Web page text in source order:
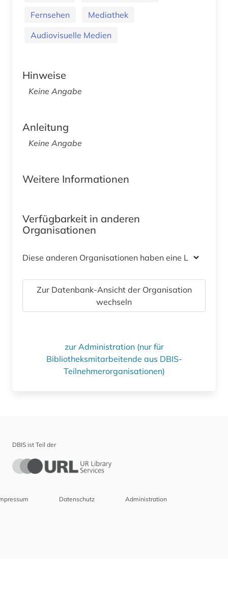
Fernsehen
Mediathek
Audiovisuelle Medien
Hinweise
Keine Angabe
Anleitung
Keine Angabe
Weitere Informationen
Verfügbarkeit in anderen
Organisationen
Diese anderen Organisationen haben eine Lizenz
Zur Datenbank-Ansicht der Organisation
wechseln
zur Administration (nur für
Bibliotheksmitarbeitende aus DBIS-
Teilnehmerorganisationen)
DBIS ist Teil der
Datenschutz Administration